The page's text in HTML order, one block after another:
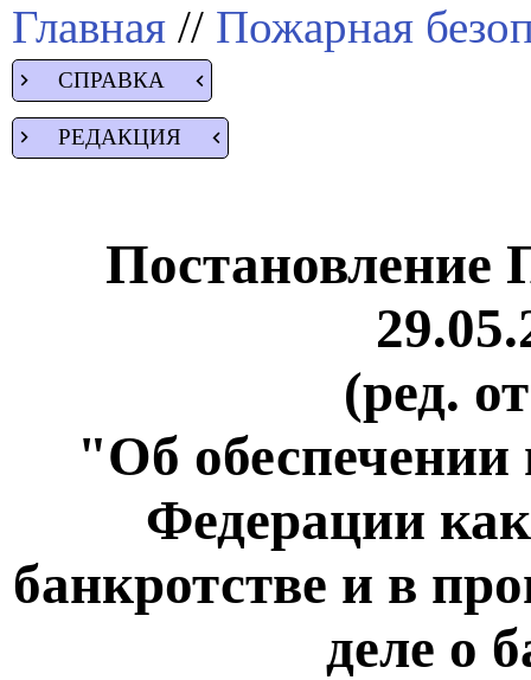
Главная // Пожарная
СПРАВКА
РЕДАКЦИЯ
Постановление
(ред.
"Об обеспечении
Федерации
банкротстве и в
деле о